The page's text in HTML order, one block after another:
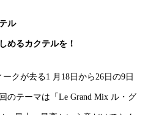
ル
めるカクテルを！
クが去る1 月18日から26日の9日
のテーマは「Le Grand Mix ル・グ